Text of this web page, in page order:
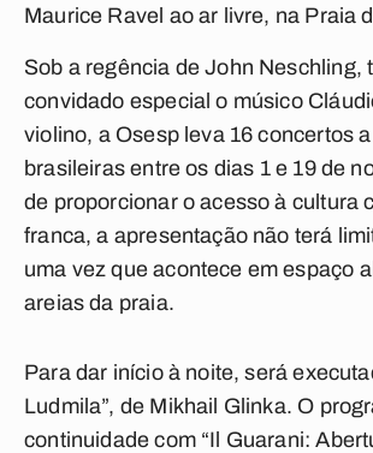
Maurice Ravel ao ar livre, na Praia
Sob a regência de John Neschling,
convidado especial o músico
violino, a Osesp leva 16 concertos
brasileiras entre os dias 1 e 19 de
de proporcionar o acesso à cultura
franca, a apresentação não terá
uma vez que acontece em espaço
areias da praia.
Para dar início à noite, será
Ludmila”, de Mikhail Glinka. O
continuidade com “Il Guarani: